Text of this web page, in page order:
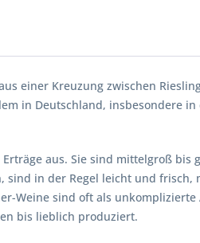
einer Kreuzung zwischen
in Deutschland, insbesondere in
aus. Sie sind mittelgroß bis
sind in der Regel leicht und frisch,
Weine sind oft als unkomplizierte
bis lieblich produziert.